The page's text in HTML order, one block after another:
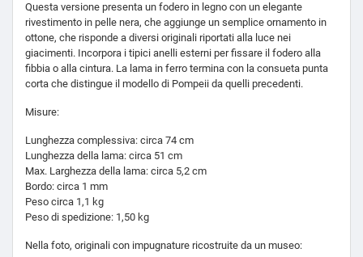
Questa versione presenta un fodero in legno con un elegante
rivestimento in pelle nera, che aggiunge un semplice ornamento in
ottone, che risponde a diversi originali riportati alla luce nei
giacimenti. Incorpora i tipici anelli esterni per fissare il fodero alla
fibbia o alla cintura. La lama in ferro termina con la consueta punta
corta che distingue il modello di Pompeii da quelli precedenti.
Misure:
Lunghezza complessiva: circa 74 cm
Lunghezza della lama: circa 51 cm
Max. Larghezza della lama: circa 5,2 cm
Bordo: circa 1 mm
Peso circa 1,1 kg
Peso di spedizione: 1,50 kg
Nella foto, originali con impugnature ricostruite da un museo: